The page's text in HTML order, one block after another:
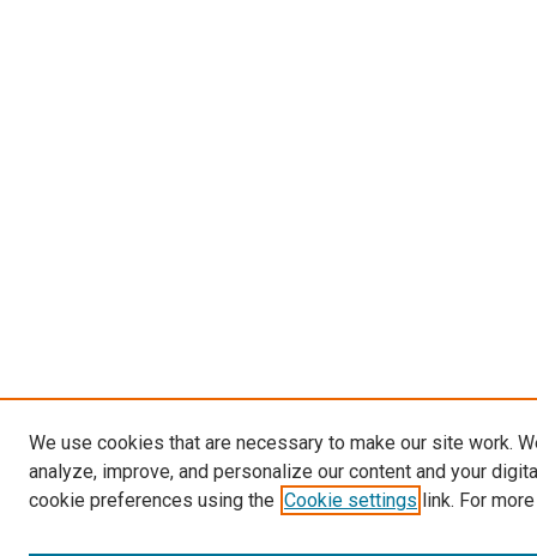
We use cookies that are necessary to make our site work.
analyze, improve, and personalize our content and your
cookie preferences using the Cookie settings link. For